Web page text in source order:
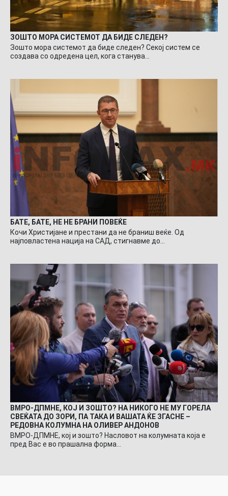
ЗОШТО МОРА СИСТЕМОТ ДА БИДЕ СЛЕДЕН?
Зошто мора системот да биде следен? Секој систем се
создава со одредена цел, кога станува…
БАТЕ, БАТЕ, НЕ НЕ БРАНИ ПОВЕЌЕ
Кочи Христијане и престани да не браниш веќе. Од
најповластена нација на САД, стигнавме до…
ВМРО-ДПМНЕ, КОЈ И ЗОШТО? НА НИКОГО НЕ МУ ГОРЕЛА
СВЕЌАТА ДО ЗОРИ, ПА ТАКА И ВАШАТА ЌЕ ЗГАСНЕ –
РЕДОВНА КОЛУМНА НА ОЛИВЕР АНДОНОВ
ВМРО-ДПМНЕ, кој и зошто? Насловот на колумната која е
пред Вас е во прашална форма…